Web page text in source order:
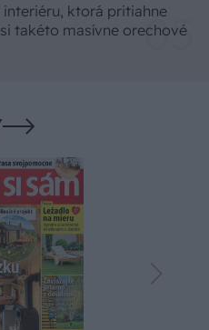
ktorá pritiahne
takéto masívne orechové